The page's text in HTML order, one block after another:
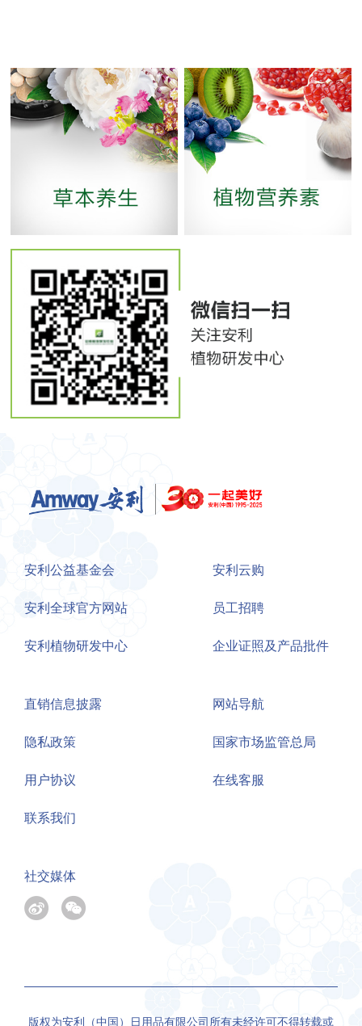
安利公益基金会
安利全球官方网站
安利植物研发中心
安利云购
员工招聘
企业证照及产品批件
直销信息披露
隐私政策
用户协议
联系我们
网站导航
国家市场监管总局
在线客服
社交媒体
版权为安利（中国）日用品有限公司所有未经许可不得转载或